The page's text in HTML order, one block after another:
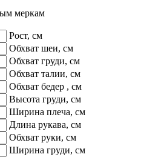
меркам
Рост, см
Обхват шеи, см
Обхват груди, см
Обхват талии, см
Обхват бедер , см
Высота груди, см
Ширина плеча, см
Длина рукава, см
Обхват руки, см
Ширина груди, см